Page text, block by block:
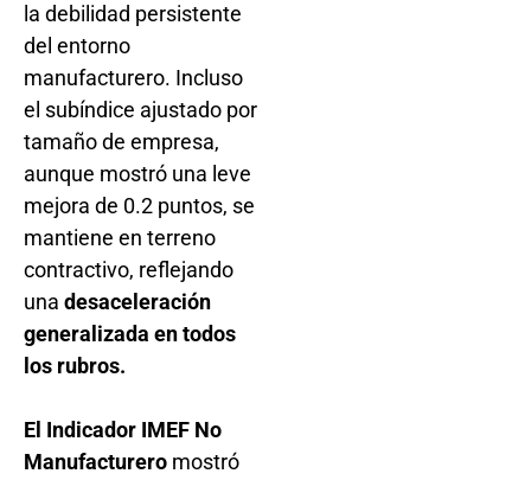
la debilidad persistente
del entorno
manufacturero. Incluso
el subíndice ajustado por
tamaño de empresa,
aunque mostró una leve
mejora de 0.2 puntos, se
mantiene en terreno
contractivo, reflejando
una desaceleración
generalizada en todos
los rubros.
El Indicador IMEF No
Manufacturero mostró